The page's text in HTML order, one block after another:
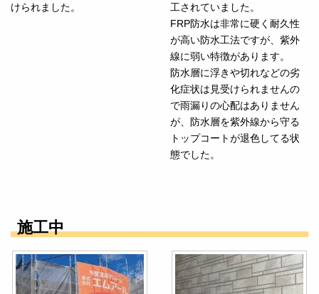
けられました。
工されていました。
FRP防水は非常に硬く耐久性
が高い防水工法ですが、紫外
線に弱い特徴があります。
防水層に浮きや切れなどの劣
化症状は見受けられませんの
で雨漏りの心配はありません
が、防水層を紫外線から守る
トップコートが退色してる状
態でした。
施工中